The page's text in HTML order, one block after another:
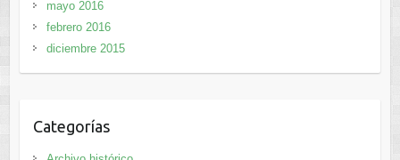
mayo 2016
febrero 2016
diciembre 2015
Categorías